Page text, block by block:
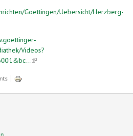
Goettingen/Uebersicht/Herzberg-
Videos?
(link is external)